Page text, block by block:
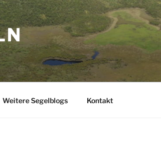
Weitere Segelblogs Kontakt